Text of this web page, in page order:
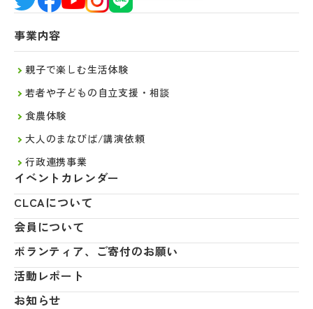
事業内容
親子で楽しむ生活体験
若者や子どもの自立支援・相談
食農体験
大人のまなびば/講演依頼
行政連携事業
イベントカレンダー
CLCAについて
会員について
ボランティア、ご寄付のお願い
活動レポート
お知らせ